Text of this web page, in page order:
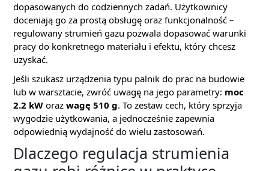
dopasowanych do codziennych zadań. Użytkownicy
doceniają go za prostą obsługę oraz funkcjonalność –
regulowany strumień gazu pozwala dopasować warunki
pracy do konkretnego materiału i efektu, który chcesz
uzyskać.
Jeśli szukasz urządzenia typu palnik do prac na budowie
lub w warsztacie, zwróć uwagę na jego parametry: moc
2.2 kW oraz wagę 510 g. To zestaw cech, który sprzyja
wygodzie użytkowania, a jednocześnie zapewnia
odpowiednią wydajność do wielu zastosowań.
Dlaczego regulacja strumienia